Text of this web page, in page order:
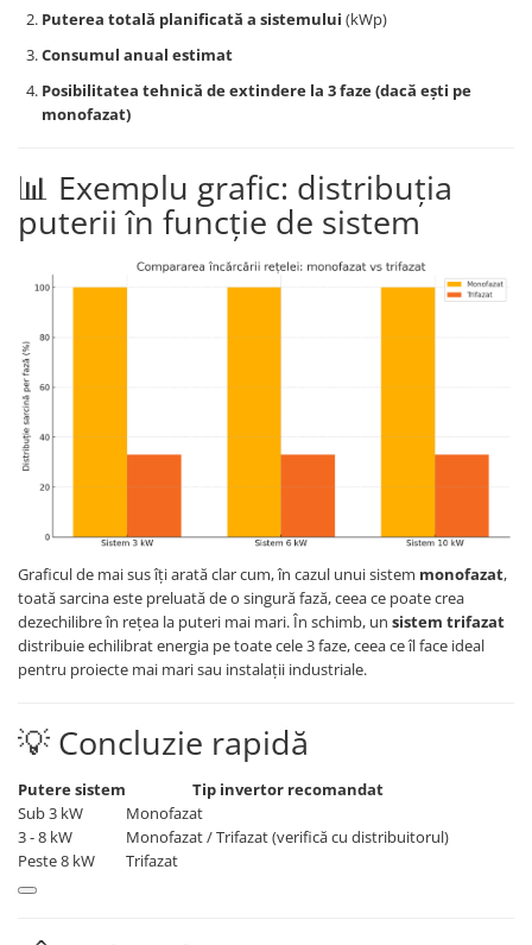
Puterea totală planificată a sistemului (kWp)
Consumul anual estimat
Posibilitatea tehnică de extindere la 3 faze (dacă ești pe
monofazat)
📊 Exemplu grafic: distribuția
puterii în funcție de sistem
Graficul de mai sus îți arată clar cum, în cazul unui sistem monofazat,
toată sarcina este preluată de o singură fază, ceea ce poate crea
dezechilibre în rețea la puteri mai mari. În schimb, un sistem trifazat
distribuie echilibrat energia pe toate cele 3 faze, ceea ce îl face ideal
pentru proiecte mai mari sau instalații industriale.
💡 Concluzie rapidă
Putere sistem
Tip invertor recomandat
Sub 3 kW
Monofazat
3 - 8 kW
Monofazat / Trifazat (verifică cu distribuitorul)
Peste 8 kW
Trifazat